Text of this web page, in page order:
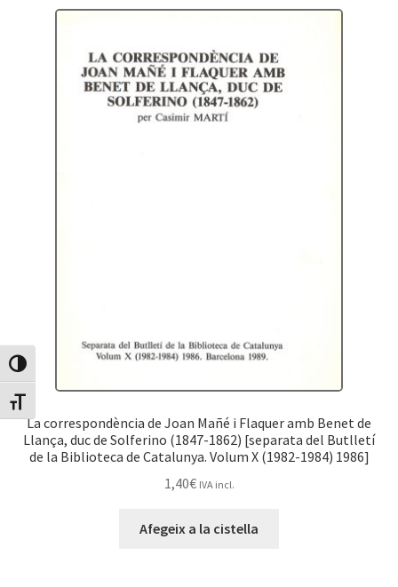
Canvia Alt Contrast
Canvia mida de lletra
La correspondència de Joan Mañé i Flaquer amb Benet de
Llança, duc de Solferino (1847-1862) [separata del Butlletí
de la Biblioteca de Catalunya. Volum X (1982-1984) 1986]
1,40€ IVA incl.
Afegeix a la cistella